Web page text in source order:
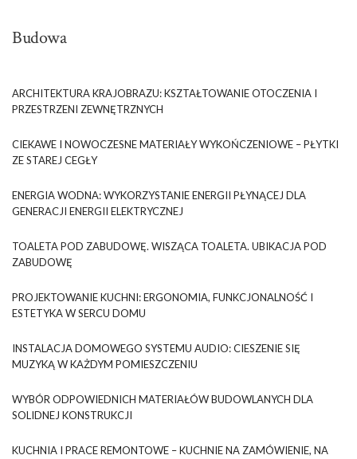
Budowa
ARCHITEKTURA KRAJOBRAZU: KSZTAŁTOWANIE OTOCZENIA I
PRZESTRZENI ZEWNĘTRZNYCH
CIEKAWE I NOWOCZESNE MATERIAŁY WYKOŃCZENIOWE – PŁYTKI
ZE STAREJ CEGŁY
ENERGIA WODNA: WYKORZYSTANIE ENERGII PŁYNĄCEJ DLA
GENERACJI ENERGII ELEKTRYCZNEJ
TOALETA POD ZABUDOWĘ. WISZĄCA TOALETA. UBIKACJA POD
ZABUDOWĘ
PROJEKTOWANIE KUCHNI: ERGONOMIA, FUNKCJONALNOŚĆ I
ESTETYKA W SERCU DOMU
INSTALACJA DOMOWEGO SYSTEMU AUDIO: CIESZENIE SIĘ
MUZYKĄ W KAŻDYM POMIESZCZENIU
WYBÓR ODPOWIEDNICH MATERIAŁÓW BUDOWLANYCH DLA
SOLIDNEJ KONSTRUKCJI
KUCHNIA I PRACE REMONTOWE – KUCHNIE NA ZAMÓWIENIE, NA